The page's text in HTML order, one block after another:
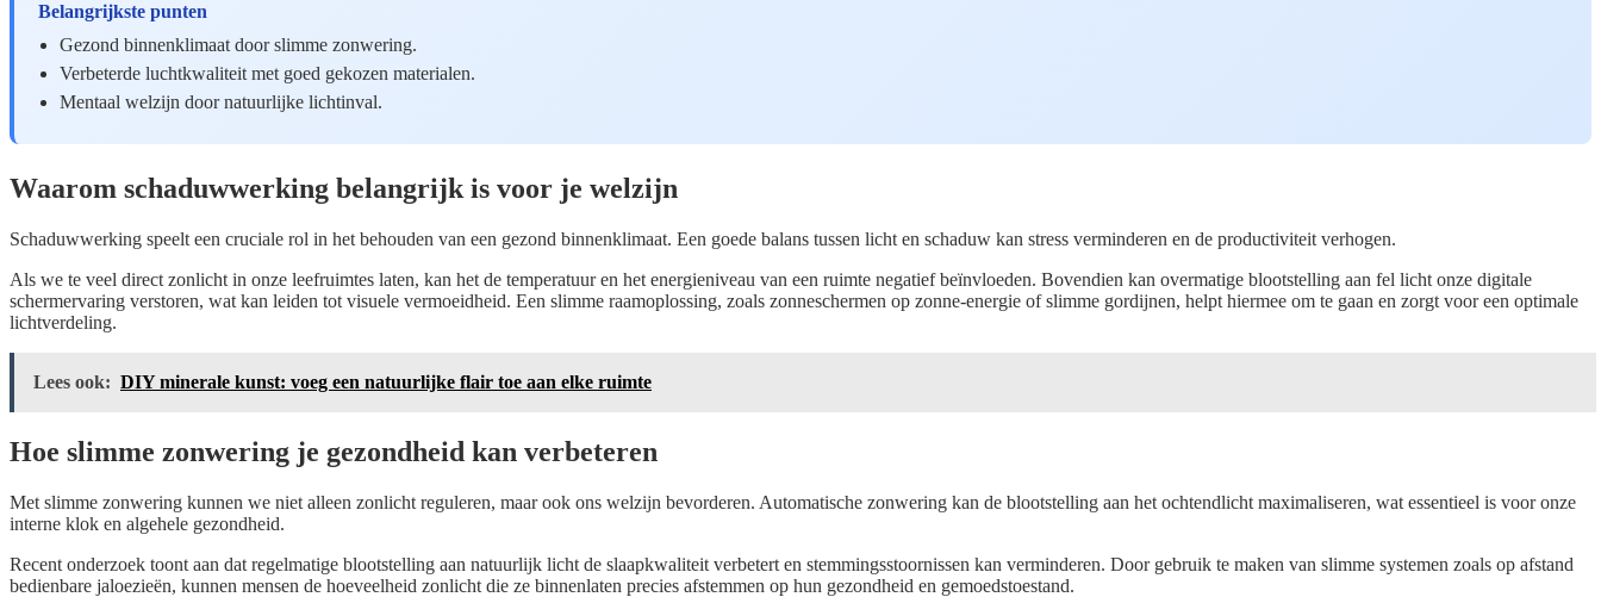
Belangrijkste punten
Gezond binnenklimaat door slimme zonwering.
Verbeterde luchtkwaliteit met goed gekozen materialen.
Mentaal welzijn door natuurlijke lichtinval.
Waarom schaduwwerking belangrijk is voor je welzijn
Schaduwwerking speelt een cruciale rol in het behouden van een gezond binnenklimaat. Een goede balans tussen licht en schaduw kan stress verminderen en de productiviteit verhogen.
Als we te veel direct zonlicht in onze leefruimtes laten, kan het de temperatuur en het energieniveau van een ruimte negatief beïnvloeden. Bovendien kan overmatige blootstelling aan fel licht onze digitale
schermervaring verstoren, wat kan leiden tot visuele vermoeidheid. Een slimme raamoplossing, zoals zonneschermen op zonne-energie of slimme gordijnen, helpt hiermee om te gaan en zorgt voor een optimale
lichtverdeling.
Lees ook: DIY minerale kunst: voeg een natuurlijke flair toe aan elke ruimte
Hoe slimme zonwering je gezondheid kan verbeteren
Met slimme zonwering kunnen we niet alleen zonlicht reguleren, maar ook ons welzijn bevorderen. Automatische zonwering kan de blootstelling aan het ochtendlicht maximaliseren, wat essentieel is voor onze
interne klok en algehele gezondheid.
Recent onderzoek toont aan dat regelmatige blootstelling aan natuurlijk licht de slaapkwaliteit verbetert en stemmingsstoornissen kan verminderen. Door gebruik te maken van slimme systemen zoals op afstand
bedienbare jaloezieën, kunnen mensen de hoeveelheid zonlicht die ze binnenlaten precies afstemmen op hun gezondheid en gemoedstoestand.